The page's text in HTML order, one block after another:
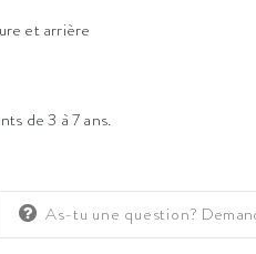
et arrière
de 3 à 7 ans.
As-tu une question?